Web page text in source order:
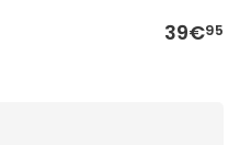
39€95